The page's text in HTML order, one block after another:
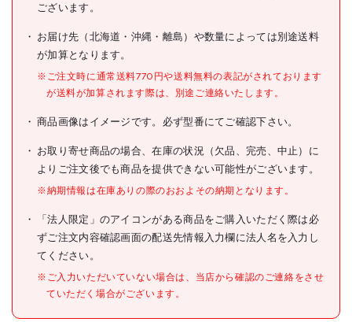
メーカー希望小売価格
JANコード 4904881210267
●全長(mm):79
●すくい部幅(mm):26
●容量(ml):2
●蝶プラ 計量スプーン2ml
ブリスト適合)
セット内容/付属品
組立品
ございます。
お届け先（北海道・沖縄・離島）や数量によっては別途送料
が加算となります。
※ご注文時に通常送料770円や送料無料の表記がされております
が送料が加算されます際は、別途ご連絡いたします。
商品画像はイメージです。必ず型番にてご確認下さい。
お取り寄せ商品の場合、在庫の状況（欠品、完売、中止）に
よりご注文後でも商品を提供できない可能性がございます。
※納期情報は在庫ありの際のおおよその納期となります。
「法人限定」のアイコンがある商品をご購入いただく際は必
ずご注文内容確認画面の配送先情報入力欄に法人名を入力し
てください。
※ご入力いただいていない場合は、当店から確認のご連絡をさせ
ていただく場合がございます。